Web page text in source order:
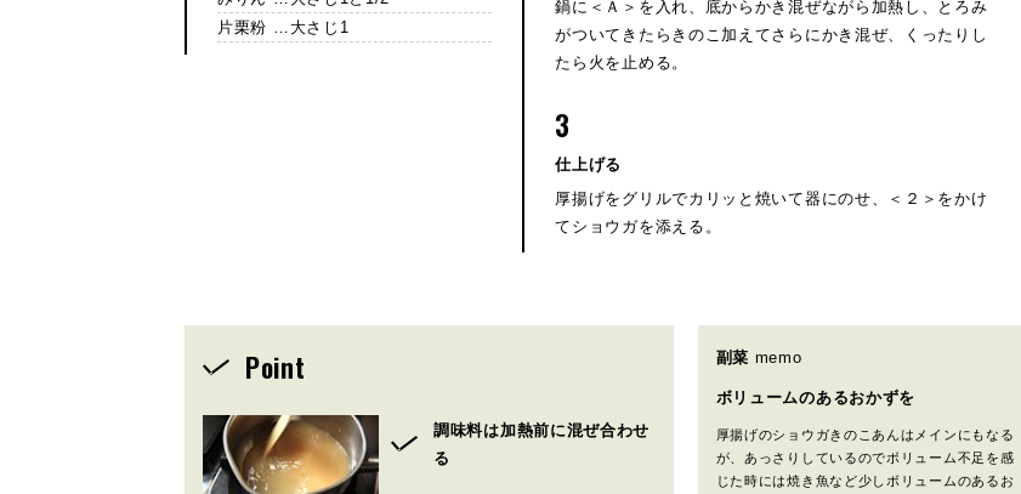
片栗粉 …大さじ1
鍋に＜Ａ＞を入れ、底からかき混ぜながら加熱し、とろみ
がついてきたらきのこ加えてさらにかき混ぜ、くったりし
たら火を止める。
3
仕上げる
厚揚げをグリルでカリッと焼いて器にのせ、＜２＞をかけ
てショウガを添える。
Point
調味料は加熱前に混ぜ合わせ
る
副菜 memo
ボリュームのあるおかずを
厚揚げのショウガきのこあんはメインにもなる
が、あっさりしているのでボリューム不足を感
じた時には焼き魚など少しボリュームのあるお